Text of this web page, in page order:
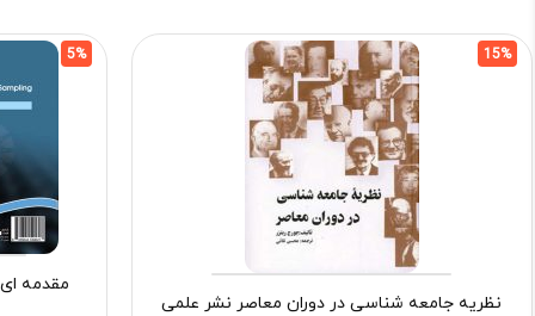
15%
نظریه جامعه شناسی در دوران معاصر نشر علمی
5%
مقدمه‌